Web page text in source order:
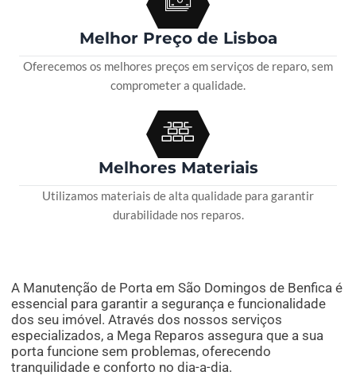
Melhor Preço de Lisboa
Oferecemos os melhores preços em serviços de reparo, sem
comprometer a qualidade.
Melhores Materiais
Utilizamos materiais de alta qualidade para garantir
durabilidade nos reparos.
A Manutenção de Porta em São Domingos de Benfica é
essencial para garantir a segurança e funcionalidade
dos seu imóvel. Através dos nossos serviços
especializados, a Mega Reparos assegura que a sua
porta funcione sem problemas, oferecendo
tranquilidade e conforto no dia-a-dia.